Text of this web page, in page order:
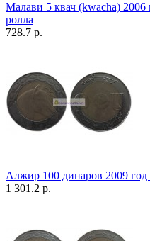
Малави 5 квач (kwacha)
ролла
728.7 р.
Алжир 100 динаров 2009 год
1 301.2 р.